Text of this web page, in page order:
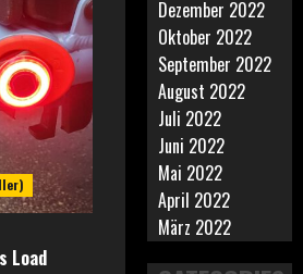
Load
Dezember 2022
Oktober 2022
September 2022
August 2022
Juli 2022
Juni 2022
Mai 2022
April 2022
März 2022